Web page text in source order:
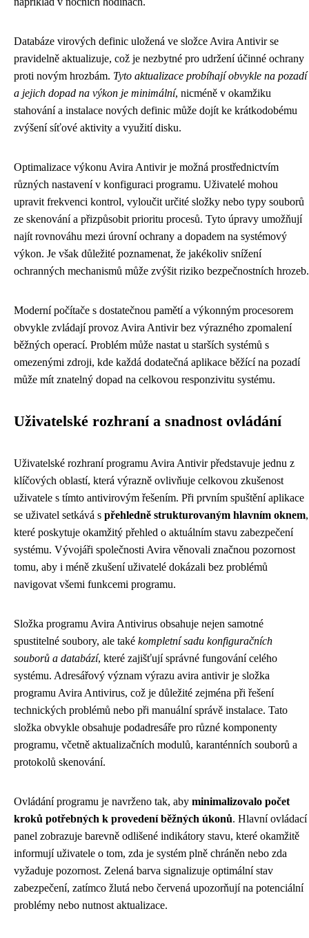
Databáze virových definic uložená ve složce Avira Antivir se
pravidelně aktualizuje, což je nezbytné pro udržení účinné ochrany
proti novým hrozbám. Tyto aktualizace probíhají obvykle na pozadí
a jejich dopad na výkon je minimální, nicméně v okamžiku
stahování a instalace nových definic může dojít ke krátkodobému
zvýšení síťové aktivity a využití disku.
Optimalizace výkonu Avira Antivir je možná prostřednictvím
různých nastavení v konfiguraci programu. Uživatelé mohou
upravit frekvenci kontrol, vyloučit určité složky nebo typy souborů
ze skenování a přizpůsobit prioritu procesů. Tyto úpravy umožňují
najít rovnováhu mezi úrovní ochrany a dopadem na systémový
výkon. Je však důležité poznamenat, že jakékoliv snížení
ochranných mechanismů může zvýšit riziko bezpečnostních hrozeb.
Moderní počítače s dostatečnou pamětí a výkonným procesorem
obvykle zvládají provoz Avira Antivir bez výrazného zpomalení
běžných operací. Problém může nastat u starších systémů s
omezenými zdroji, kde každá dodatečná aplikace běžící na pozadí
může mít znatelný dopad na celkovou responzivitu systému.
Uživatelské rozhraní a snadnost ovládání
Uživatelské rozhraní programu Avira Antivir představuje jednu z
klíčových oblastí, která výrazně ovlivňuje celkovou zkušenost
uživatele s tímto antivirovým řešením. Při prvním spuštění aplikace
se uživatel setkává s přehledně strukturovaným hlavním oknem,
které poskytuje okamžitý přehled o aktuálním stavu zabezpečení
systému. Vývojáři společnosti Avira věnovali značnou pozornost
tomu, aby i méně zkušení uživatelé dokázali bez problémů
navigovat všemi funkcemi programu.
Složka programu Avira Antivirus obsahuje nejen samotné
spustitelné soubory, ale také kompletní sadu konfiguračních
souborů a databází, které zajišťují správné fungování celého
systému. Adresářový význam výrazu avira antivir je složka
programu Avira Antivirus, což je důležité zejména při řešení
technických problémů nebo při manuální správě instalace. Tato
složka obvykle obsahuje podadresáře pro různé komponenty
programu, včetně aktualizačních modulů, karanténních souborů a
protokolů skenování.
Ovládání programu je navrženo tak, aby minimalizovalo počet
kroků potřebných k provedení běžných úkonů. Hlavní ovládací
panel zobrazuje barevně odlišené indikátory stavu, které okamžitě
informují uživatele o tom, zda je systém plně chráněn nebo zda
vyžaduje pozornost. Zelená barva signalizuje optimální stav
zabezpečení, zatímco žlutá nebo červená upozorňují na potenciální
problémy nebo nutnost aktualizace.